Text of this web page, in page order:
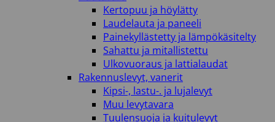
Kertopuu ja höylätty
Laudelauta ja paneeli
Painekyllästetty ja lämpökäsitelty
Sahattu ja mitallistettu
Ulkovuoraus ja lattialaudat
Rakennuslevyt, vanerit
Kipsi-, lastu-. ja lujalevyt
Muu levytavara
Tuulensuoja ja kuitulevyt